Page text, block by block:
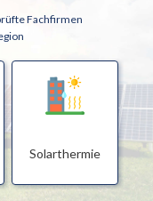
Fachfirmen
Solarthermie